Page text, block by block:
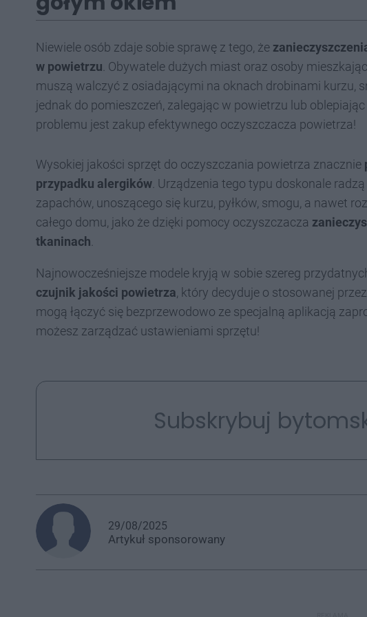
Niewiele osób zdaje sobie sprawę z tego, że
w powietrzu . Obywatele dużych miast oraz osoby
muszą walczyć z osiadającymi na oknach drobinami kurzu,
jednak do pomieszczeń, zalegając w powietrzu lub
problemu jest zakup efektywnego oczyszczacza powietrza!
Wysokiej jakości sprzęt do oczyszczania powietrza znacznie
przypadku alergików . Urządzenia tego typu doskonale
zapachów, unoszącego się kurzu, pyłków, smogu, a nawet
całego domu, jako że dzięki pomocy oczyszczacza
tkaninach
Najnowocześniejsze modele kryją w sobie szereg
czujnik jakości powietrza , który decyduje o stosowanej
mogą łączyć się bezprzewodowo ze specjalną aplikacją
możesz zarządzać ustawieniami sprzętu!
Subskrybuj
29/08/2025
Artykuł sponsorowany